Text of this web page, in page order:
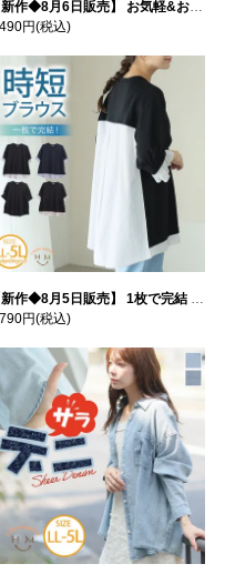
◆8月6日販売】 お気軽&お手軽 選べるデザイン 接触冷感 レイヤード風 コットン トップス | 大きいサイズの通販ならハッピーマリリン
円(税込)
作◆8月5日販売】 1枚で完結 袖口＆バック フハク使い トップス | 大きいサイズの通販ならハッピーマリリン
円(税込)